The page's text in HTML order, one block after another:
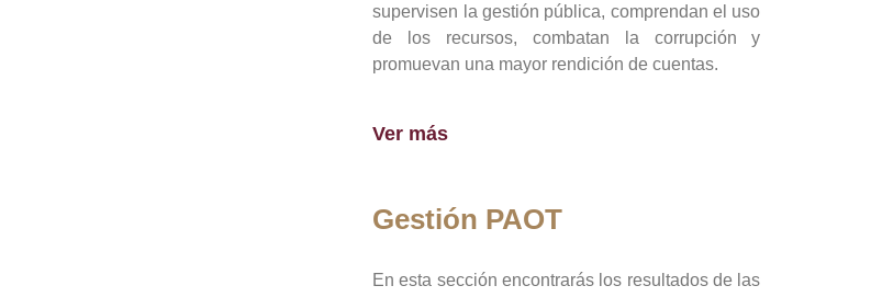
supervisen la gestión pública, comprendan el uso
de los recursos, combatan la corrupción y
promuevan una mayor rendición de cuentas.
Ver más
Gestión PAOT
En esta sección encontrarás los resultados de las